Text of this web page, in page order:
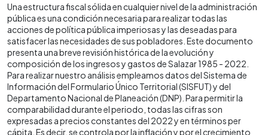
Una estructura fiscal sólida en cualquier nivel de la administración
pública es una condición necesaria para realizar todas las
acciones de política pública imperiosas y las deseadas para
satisfacer las necesidades de sus pobladores. Este documento
presenta una breve revisión histórica de la evolución y
composición de los ingresos y gastos de Salazar 1985 - 2022.
Para realizar nuestro análisis empleamos datos del Sistema de
Información del Formulario Único Territorial (SISFUT) y del
Departamento Nacional de Planeación (DNP). Para permitir la
comparabilidad durante el periodo, todas las cifras son
expresadas a precios constantes del 2022 y en términos per
cápita. Es decir, se controla por la inflación y por el crecimiento